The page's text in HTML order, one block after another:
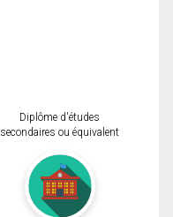
Diplôme d'études
secondaires ou équivalent